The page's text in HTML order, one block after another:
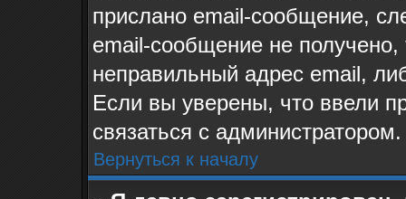
прислано email-сообщение,
email-сообщение не
неправильный адрес email,
Если вы уверены, что ввели
связаться с администратором.
Вернуться к началу